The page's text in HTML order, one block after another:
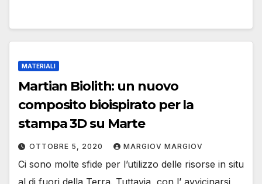
MATERIALI
Martian Biolith: un nuovo
composito bioispirato per la
stampa 3D su Marte
OTTOBRE 5, 2020 MARGIOV MARGIOV
Ci sono molte sfide per l’utilizzo delle risorse in situ
al di fuori della Terra. Tuttavia, con l’ avvicinarsi